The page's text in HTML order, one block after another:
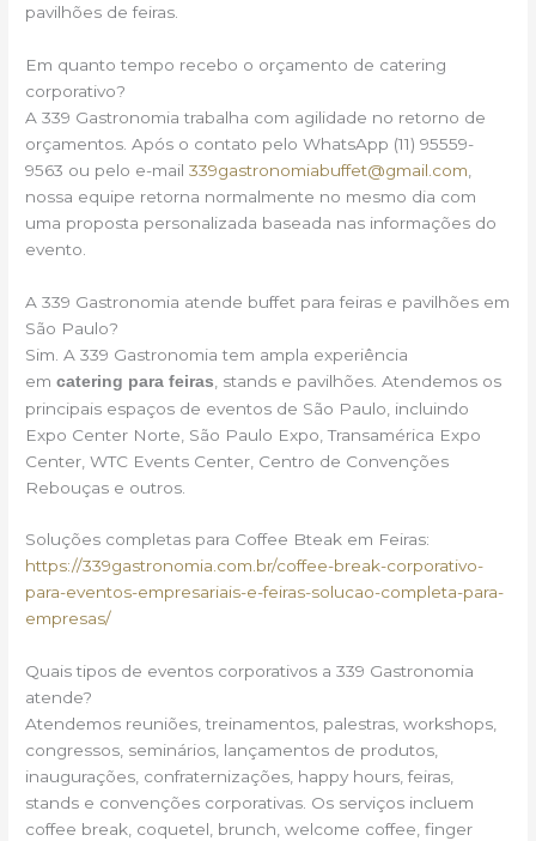
pavilhões de feiras.
Em quanto tempo recebo o orçamento de catering
corporativo?
A 339 Gastronomia trabalha com agilidade no retorno de
orçamentos. Após o contato pelo WhatsApp (11) 95559-
9563 ou pelo e-mail339gastronomiabuffet@gmail.com
nossa equipe retorna normalmente no mesmo dia com
uma proposta personalizada baseada nas informações do
evento.
A 339 Gastronomia atende buffet para feiras e pavilhões em
São Paulo?
Sim. A 339 Gastronomia tem ampla experiência
emcatering para feiras , stands e pavilhões. Atendemos os
principais espaços de eventos de São Paulo, incluindo
Expo Center Norte, São Paulo Expo, Transamérica Expo
Center, WTC Events Center, Centro de Convenções
Rebouças e outros.
Soluções completas para Coffee Bteak em Feiras:
https://339gastronomia.com.br/coffee-break-corporativo-
para-eventos-empresariais-e-feiras-solucao-completa-para-
empresas/
Quais tipos de eventos corporativos a 339 Gastronomia
atende?
Atendemos reuniões, treinamentos, palestras, workshops,
congressos, seminários, lançamentos de produtos,
inaugurações, confraternizações, happy hours, feiras,
stands e convenções corporativas. Os serviços incluem
coffee break, coquetel, brunch, welcome coffee, finger